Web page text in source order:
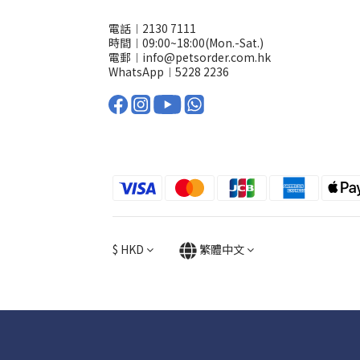
電話︱2130 7111
時間︱09:00~18:00(Mon.-Sat.)
電郵︱info@petsorder.com.hk
WhatsApp︱ 5228 2236
$ HKD 繁體中文